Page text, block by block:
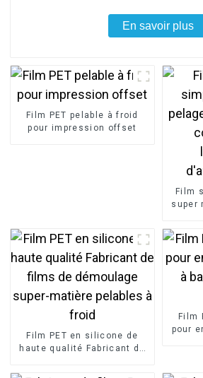
En savoir plus
Film PET pelable à froid
pour impression offset
Film
super
Film PET en silicone de
haute qualité Fabricant de
Film
pour